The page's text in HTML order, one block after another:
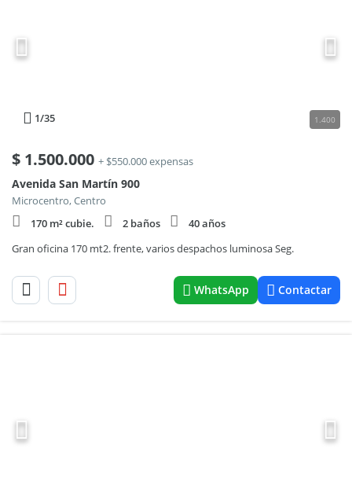
1/35 1.400
$ 1.500.000 + $550.000 expensas
Avenida San Martín 900
Microcentro, Centro
170 m² cubie.
2 baños
40 años
Gran oficina 170 mt2. frente, varios despachos luminosa Seg.
WhatsApp Contactar